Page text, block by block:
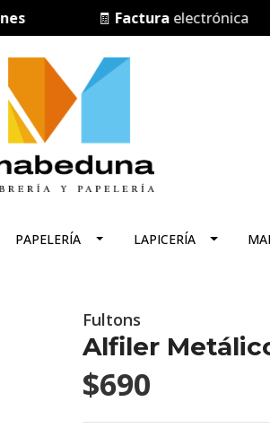
Facturaelectrónica
PAPELERÍA LAPICERÍA
Fultons
Alfiler
$690